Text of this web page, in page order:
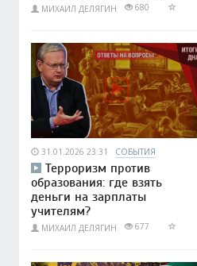
МИХАИЛ ДЕЛЯГИН 680
31.01.2026 23:31 СОБЫТИЯ
Терроризм против
образования: где взять
деньги на зарплаты
учителям?
МИХАИЛ ДЕЛЯГИН 677